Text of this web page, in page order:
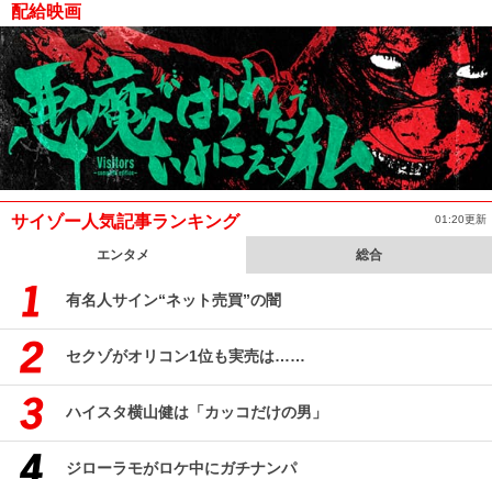
配給映画
サイゾー人気記事ランキング 01:20更新
エンタメ 総合
有名人サイン“ネット売買”の闇
セクゾがオリコン1位も実売は……
ハイスタ横山健は「カッコだけの男」
ジローラモがロケ中にガチナンパ